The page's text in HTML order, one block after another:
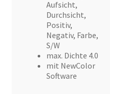
Aufsicht,
Durchsicht,
Positiv,
Negativ, Farbe,
S/W
max. Dichte 4.0
mit NewColor
Software